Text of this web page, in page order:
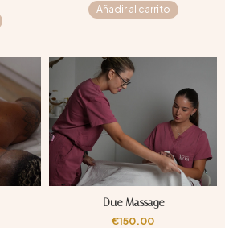
Añadir al carrito
Due Massage
€150.00